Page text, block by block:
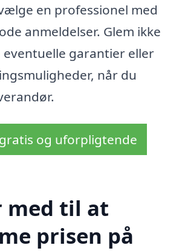
en professionel med
anmeldelser. Glem ikke
garantier eller
når du
og uforpligtende
med til at
prisen på